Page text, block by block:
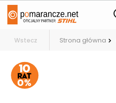
Wstecz Strona główna